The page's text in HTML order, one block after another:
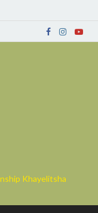
Khayelitsha